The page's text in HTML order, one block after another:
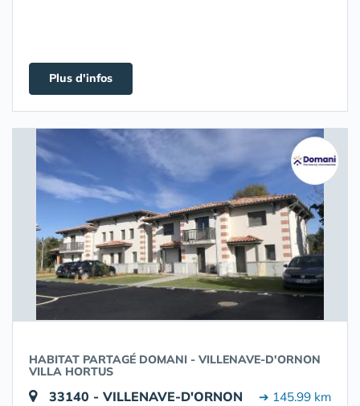
Plus d'infos
HABITAT PARTAGÉ DOMANI - VILLENAVE-D'ORNON
VILLA HORTUS
33140 - VILLENAVE-D'ORNON ➔ 145.99 km